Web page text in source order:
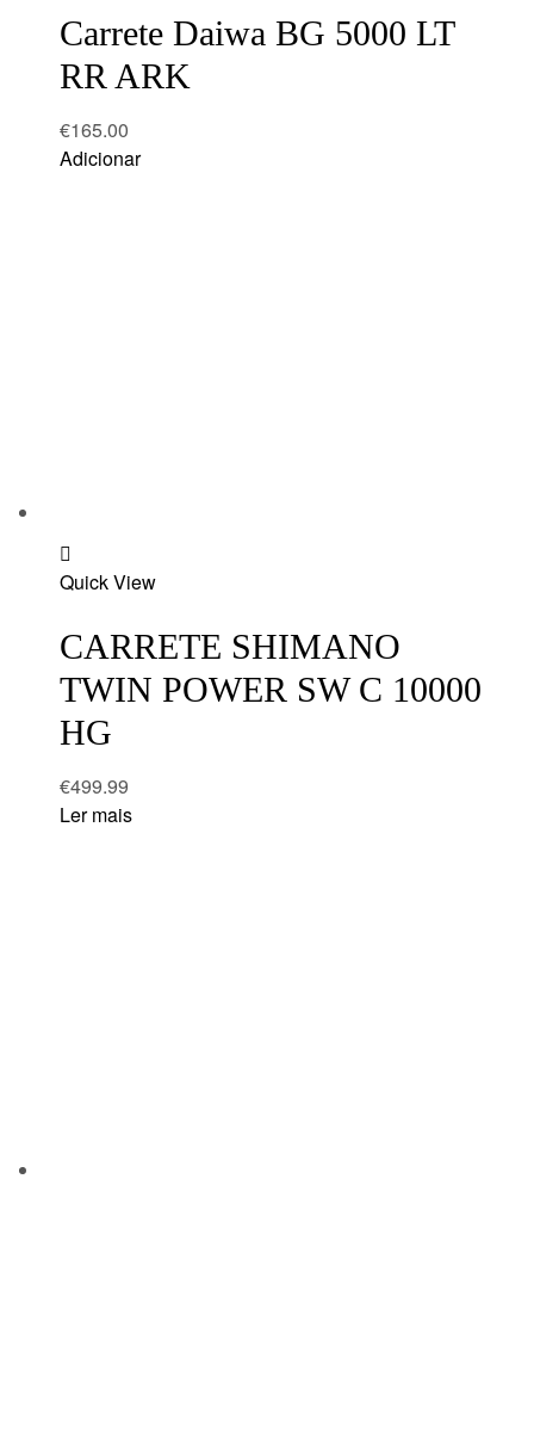
Carrete Daiwa BG 5000 LT
RR ARK
€165.00
Adicionar
to
Quick View
CARRETE SHIMANO
TWIN POWER SW C 10000
HG
€499.99
Ler mais